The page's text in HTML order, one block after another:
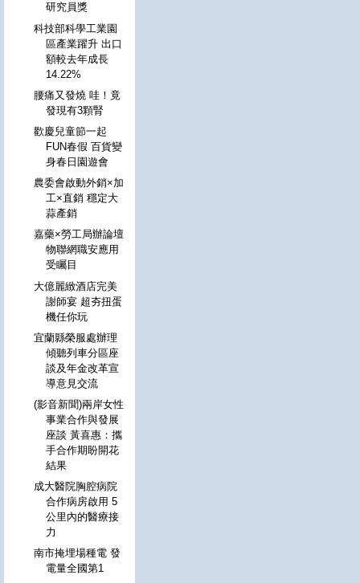
研究員獎
科技部科學工業園
區產業躍升 出口
額較去年成長
14.22%
腰痛又發燒 哇！竟
發現有3顆腎
歡慶兒童節一起
FUN春假 百貨變
身春日園遊會
農委會啟動外銷×加
工×直銷 穩定大
蒜產銷
嘉藥×勞工局辦論壇
物聯網職安應用
受矚目
大億麗緻酒店完美
謝師宴 超夯扭蛋
機任你玩
宜蘭縣榮服處辦理
傾聽列車分區座
談及年金改革宣
導意見交流
(影音新聞)兩岸女性
事業合作與發展
座談 黃喜惠：攜
手合作期盼開花
結果
成大醫院胸腔病院
合作病房啟用 5
公里內的醫療接
力
南市掩埋場種電 發
電量全國第1